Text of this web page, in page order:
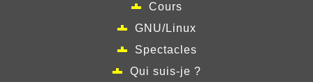
Cours
GNU/Linux
Spectacles
Qui suis-je ?